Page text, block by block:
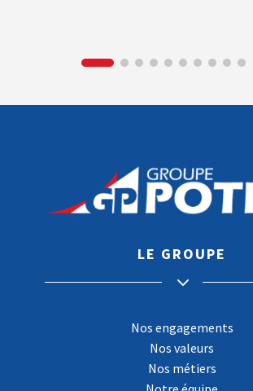
LE GROUPE
3
Nos engagements
Nos valeurs
Nos métiers